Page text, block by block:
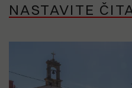
NASTAVITE